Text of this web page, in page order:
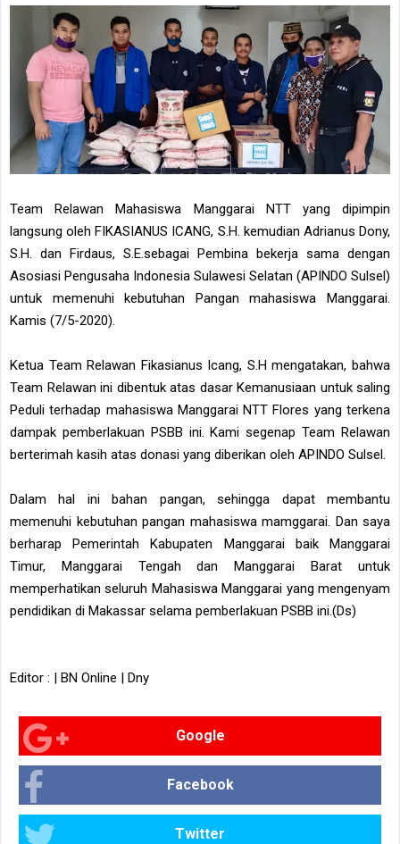
Team Relawan Mahasiswa Manggarai NTT yang dipimpin
langsung oleh FIKASIANUS ICANG, S.H. kemudian Adrianus Dony,
S.H. dan Firdaus, S.E.sebagai Pembina bekerja sama dengan
Asosiasi Pengusaha Indonesia Sulawesi Selatan (APINDO Sulsel)
untuk memenuhi kebutuhan Pangan mahasiswa Manggarai.
Kamis (7/5-2020).
Ketua Team Relawan Fikasianus Icang, S.H mengatakan, bahwa
Team Relawan ini dibentuk atas dasar Kemanusiaan untuk saling
Peduli terhadap mahasiswa Manggarai NTT Flores yang terkena
dampak pemberlakuan PSBB ini. Kami segenap Team Relawan
berterimah kasih atas donasi yang diberikan oleh APINDO Sulsel.
Dalam hal ini bahan pangan, sehingga dapat membantu
memenuhi kebutuhan pangan mahasiswa mamggarai. Dan saya
berharap Pemerintah Kabupaten Manggarai baik Manggarai
Timur, Manggarai Tengah dan Manggarai Barat untuk
memperhatikan seluruh Mahasiswa Manggarai yang mengenyam
pendidikan di Makassar selama pemberlakuan PSBB ini.(Ds)
Editor : | BN Online | Dny
Google
Facebook
Twitter